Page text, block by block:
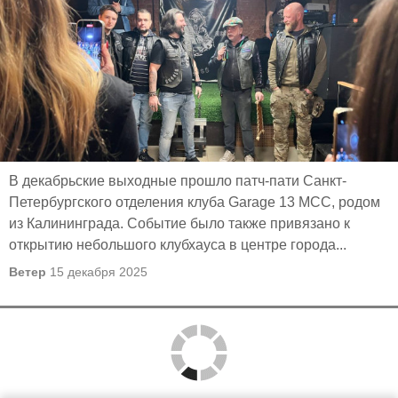
тех, кому она нужна, до безудержного веселья и
драйва, который мы готовим для вас на наших
вечеринках и мероприятиях. Мы всегда открыты к
предложениям и готовы к сотрудничеству.
#garage13mcc
В декабрьские выходные прошло патч-пати Санкт-
Петербургского отделения клуба Garage 13 MCC, родом
из Калининграда. Событие было также привязано к
открытию небольшого клубхауса в центре города...
Ветер 15 декабря 2025